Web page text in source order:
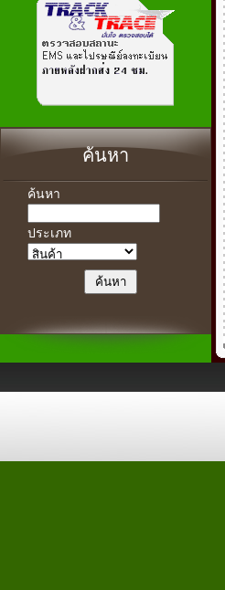
ค้นหา
ค้นหา
ประเภท